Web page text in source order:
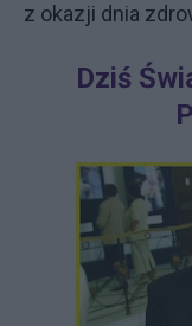
z okazji dnia
Dziś